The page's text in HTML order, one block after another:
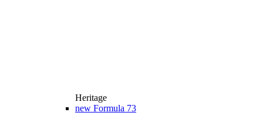
Heritage
new Formula 73